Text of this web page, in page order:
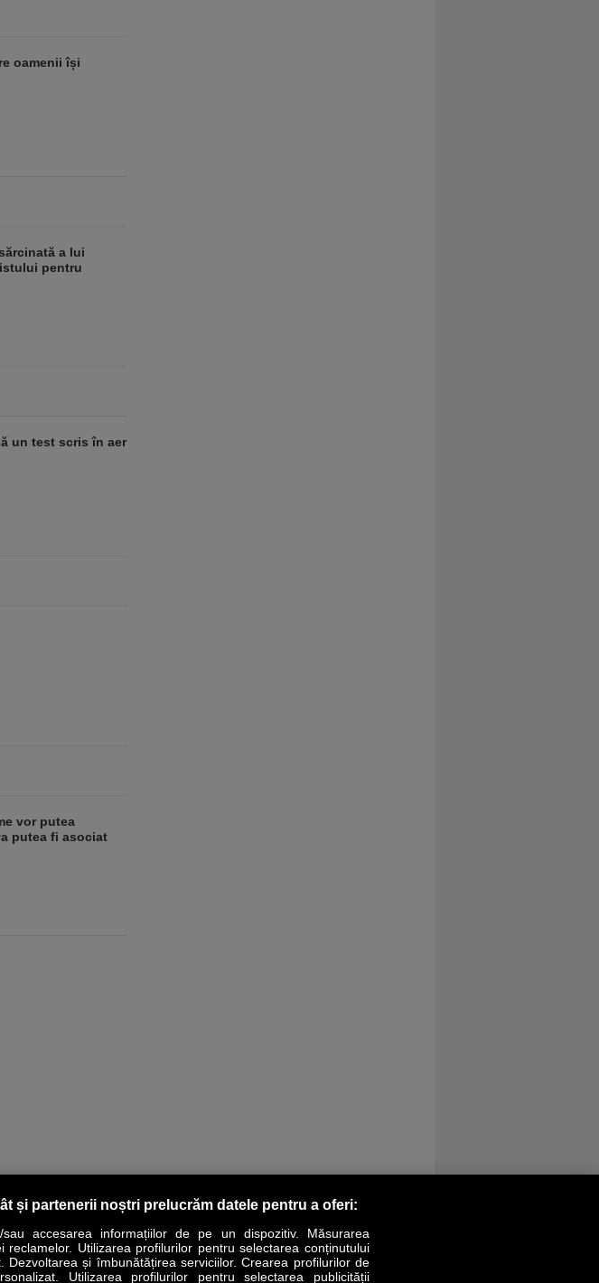
oamenii își
a lui
pentru
un test scris în aer
vor putea
putea fi asociat
HI-TECH MEET THE CEO LIFESTYLE SPECIAL OPINII
și partenerii noștri prelucrăm datele pentru a oferi:
sau accesarea informațiilor de pe un dispozitiv. Măsurarea
reclamelor. Utilizarea profilurilor pentru selectarea conținutului
Dezvoltarea și îmbunătățirea serviciilor. Crearea profilurilor de
Utilizarea profilurilor pentru selectarea publicității